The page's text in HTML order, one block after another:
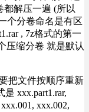
解压一遍 (所以
个分卷命名是有区
, 7z格式的第一
压缩分卷 就是默认
把文件按顺序重新
xxx.part1.rar,
xxx.002,